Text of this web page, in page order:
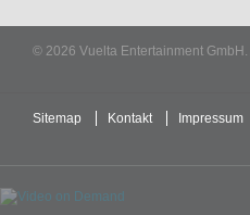
© 2026 Vuelta Entertainment
Sitemap Kontakt Impressum